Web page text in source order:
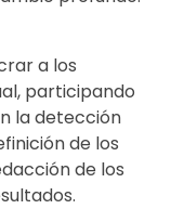
a los
participando
la detección
de los
de los